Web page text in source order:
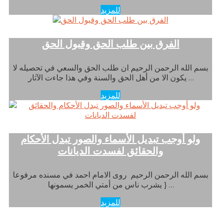
للمزيد
الفرق بين طلب الحق وقبول الحق
بسم الله الرحمن الرحيم ان طلب الحق والسعي في تحصيله لا
يكون الا من أهل الحق والسنة وفي هذا جاءت الآثار …
للمزيد
ولو أوجب تبديل الأسماء والصور تبدل الأحكام
والحقائق لفسدت الديانات
بسم الله الرحمن الرحيم روى الامام احمد في مسنده مرفوعا
{ يشرب ناس من أمتي الخمر يسمونها …
للمزيد